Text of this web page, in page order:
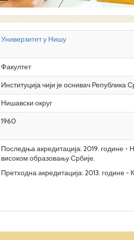
Универзитет у Нишу
Факултет
Институција чији је оснивач Република
Нишавски округ
1960
Последња акредитација: 2019. године -
високом образовању Србије.
Претходна акредитација: 2013. године -